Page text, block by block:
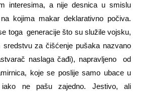
interesima, a nije desnica u smislu
kojima makar deklarativno počiva.
toga generacije što su služile vojsku,
za čišćenje pušaka nazvano
naslaga čađi), napravljeno od
koje se poslije samo ubace u
ne pašu zajedno. Jestivo, ali